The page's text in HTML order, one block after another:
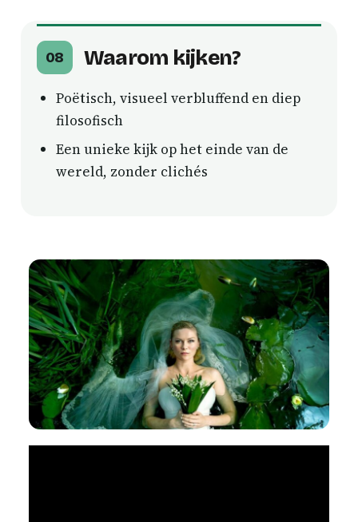
08 Waarom kijken?
Poëtisch, visueel verbluffend en diep
filosofisch
Een unieke kijk op het einde van de
wereld, zonder clichés